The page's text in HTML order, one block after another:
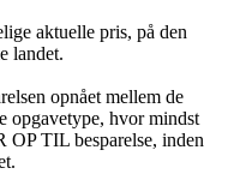
aktuelle pris, på den
landet.
opnået mellem de
opgavetype, hvor mindst
OP TIL besparelse, inden